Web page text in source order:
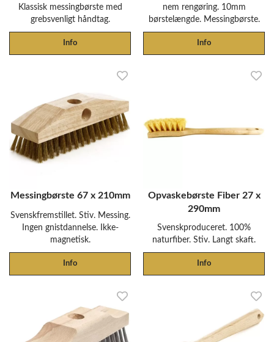
Klassisk messingbørste med
grebsvenligt håndtag.
Info
nem rengøring. 10mm
børstelængde. Messingbørste.
Info
Messingbørste 67 x 210mm
Svenskfremstillet. Stiv. Messing.
Ingen gnistdannelse. Ikke-
magnetisk.
Info
Opvaskebørste Fiber 27 x
290mm
Svenskproduceret. 100%
naturfiber. Stiv. Langt skaft.
Info